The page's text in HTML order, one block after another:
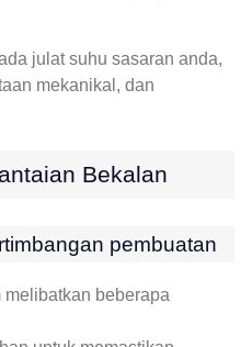
julat suhu sasaran anda,
mekanikal, dan
Bekalan
pembuatan
beberapa